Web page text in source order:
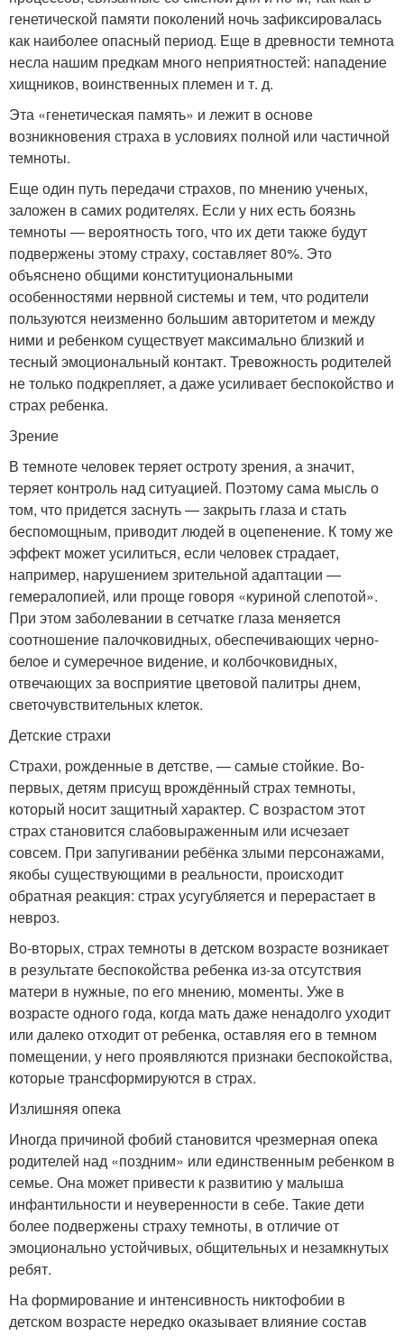
генетической памяти поколений ночь зафиксировалась
как наиболее опасный период. Еще в древности темнота
несла нашим предкам много неприятностей: нападение
хищников, воинственных племен и т. д.
Эта «генетическая память» и лежит в основе
возникновения страха в условиях полной или частичной
темноты.
Еще один путь передачи страхов, по мнению ученых,
заложен в самих родителях. Если у них есть боязнь
темноты — вероятность того, что их дети также будут
подвержены этому страху, составляет 80%. Это
объяснено общими конституциональными
особенностями нервной системы и тем, что родители
пользуются неизменно большим авторитетом и между
ними и ребенком существует максимально близкий и
тесный эмоциональный контакт. Тревожность родителей
не только подкрепляет, а даже усиливает беспокойство и
страх ребенка.
Зрение
В темноте человек теряет остроту зрения, а значит,
теряет контроль над ситуацией. Поэтому сама мысль о
том, что придется заснуть — закрыть глаза и стать
беспомощным, приводит людей в оцепенение. К тому же
эффект может усилиться, если человек страдает,
например, нарушением зрительной адаптации —
гемералопией, или проще говоря «куриной слепотой».
При этом заболевании в сетчатке глаза меняется
соотношение палочковидных, обеспечивающих черно-
белое и сумеречное видение, и колбочковидных,
отвечающих за восприятие цветовой палитры днем,
светочувствительных клеток.
Детские страхи
Страхи, рожденные в детстве, — самые стойкие. Во-
первых, детям присущ врождённый страх темноты,
который носит защитный характер. С возрастом этот
страх становится слабовыраженным или исчезает
совсем. При запугивании ребёнка злыми персонажами,
якобы существующими в реальности, происходит
обратная реакция: страх усугубляется и перерастает в
невроз.
Во-вторых, страх темноты в детском возрасте возникает
в результате беспокойства ребенка из-за отсутствия
матери в нужные, по его мнению, моменты. Уже в
возрасте одного года, когда мать даже ненадолго уходит
или далеко отходит от ребенка, оставляя его в темном
помещении, у него проявляются признаки беспокойства,
которые трансформируются в страх.
Излишняя опека
Иногда причиной фобий становится чрезмерная опека
родителей над «поздним» или единственным ребенком в
семье. Она может привести к развитию у малыша
инфантильности и неуверенности в себе. Такие дети
более подвержены страху темноты, в отличие от
эмоционально устойчивых, общительных и незамкнутых
ребят.
На формирование и интенсивность никтофобии в
детском возрасте нередко оказывает влияние состав